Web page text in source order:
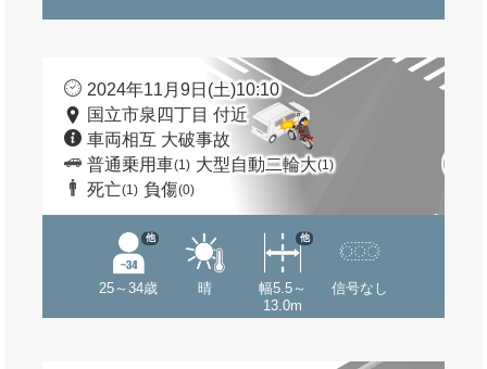
2024年11月9日(土)10:10
国立市泉四丁目 付近
車両相互 大破事故
普通乗用車(1) 大型自動二輪大(1)
死亡(1) 負傷(0)
25～34歳
他
晴
幅5.5～
13.0m
他
信号なし